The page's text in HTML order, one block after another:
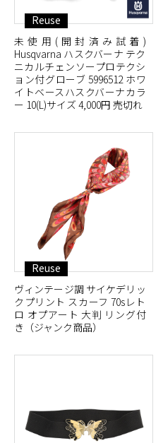
Reuse
未使用(開封済み試着)
Husqvarna ハスクバーナ テク
ニカルチェンソープロテクシ
ョン付グローブ 5996512 ホワ
イトベースハスクバーナカラ
ー 10(L)サイズ 4,000円 売切れ
Reuse
ヴィンテージ調 サイケデリッ
クプリント スカーフ 70sレト
ロ オプアート 大判 リング付
き（ジャンク商品）